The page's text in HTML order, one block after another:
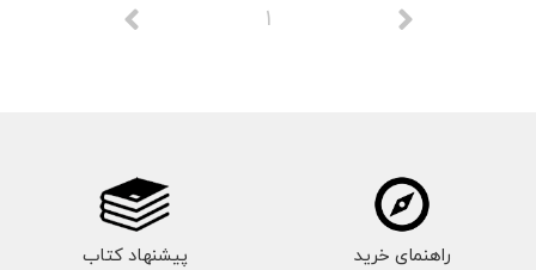
1
راهنمای خرید پیشنهاد کتاب